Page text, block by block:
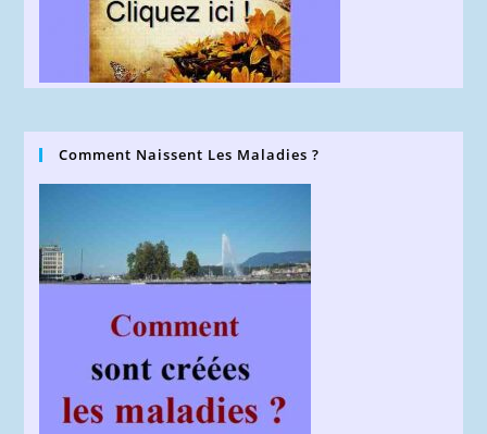
Comment Naissent Les Maladies ?